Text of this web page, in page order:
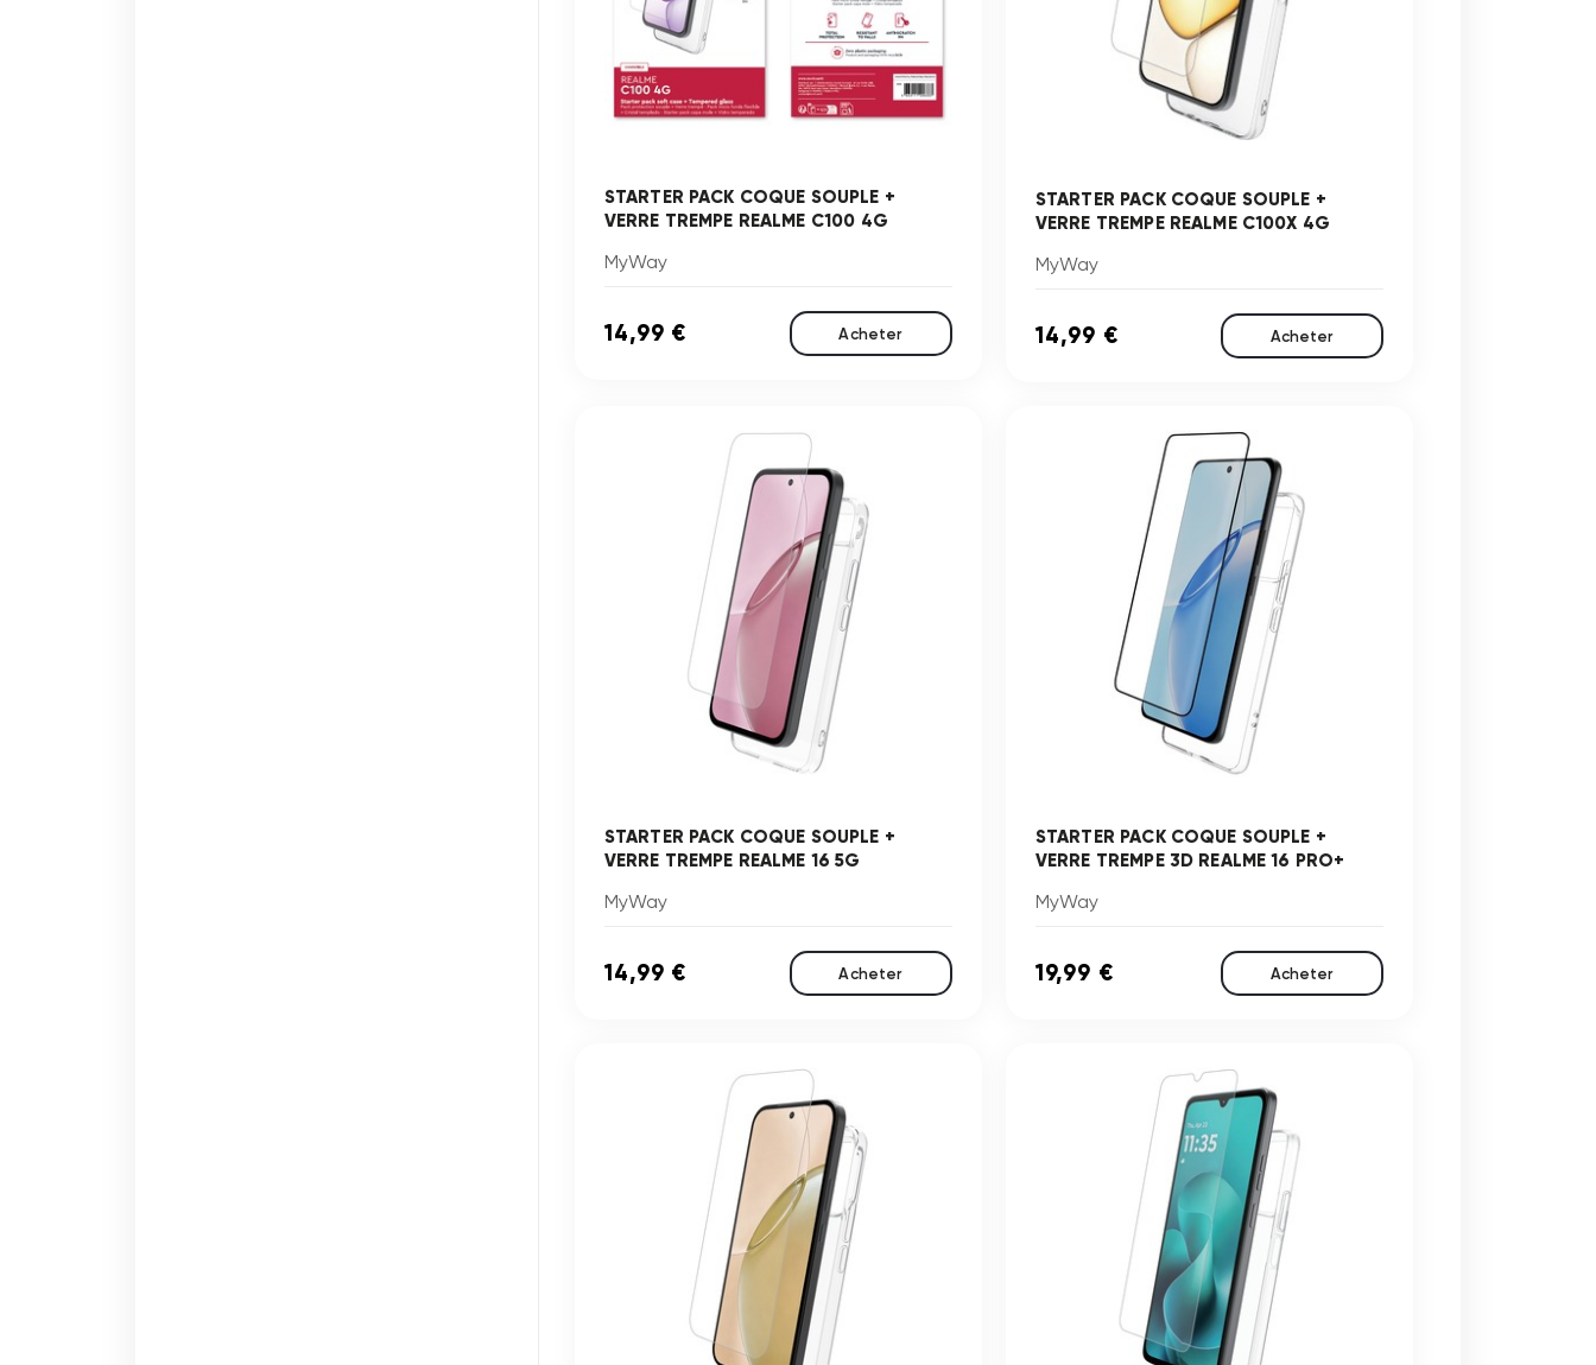
STARTER PACK COQUE SOUPLE +
VERRE TREMPE REALME C100 4G
MyWay
14,99 € Acheter
STARTER PACK COQUE SOUPLE +
VERRE TREMPE REALME C100X 4G
MyWay
14,99 € Acheter
STARTER PACK COQUE SOUPLE +
VERRE TREMPE REALME 16 5G
MyWay
14,99 € Acheter
STARTER PACK COQUE SOUPLE +
VERRE TREMPE 3D REALME 16 PRO+
MyWay
19,99 € Acheter